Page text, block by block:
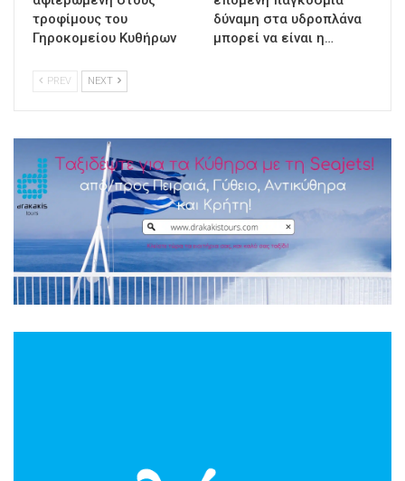
τροφίμους του
Γηροκομείου Κυθήρων
δύναμη στα υδροπλάνα
μπορεί να είναι η…
PREV NEXT